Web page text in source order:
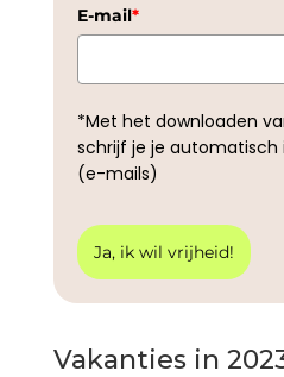
E-mail*
*Met het downloaden
schrijf je je automatisch
(e-mails)
Ja, ik wil vrijheid!
Vakanties in